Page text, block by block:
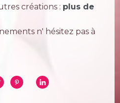
créations : plus de
n' hésitez pas à